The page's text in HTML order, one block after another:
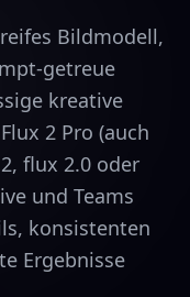
Bildmodell,
getreue
kreative
2 Pro (auch
flux 2.0 oder
und Teams
konsistenten
Ergebnisse